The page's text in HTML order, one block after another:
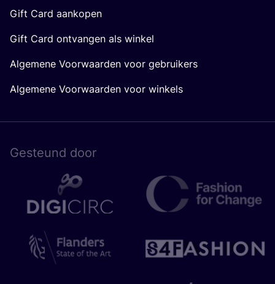
Gift Card aankopen
Gift Card ontvangen als winkel
Algemene Voorwaarden voor gebruikers
Algemene Voorwaarden voor winkels
Gesteund door